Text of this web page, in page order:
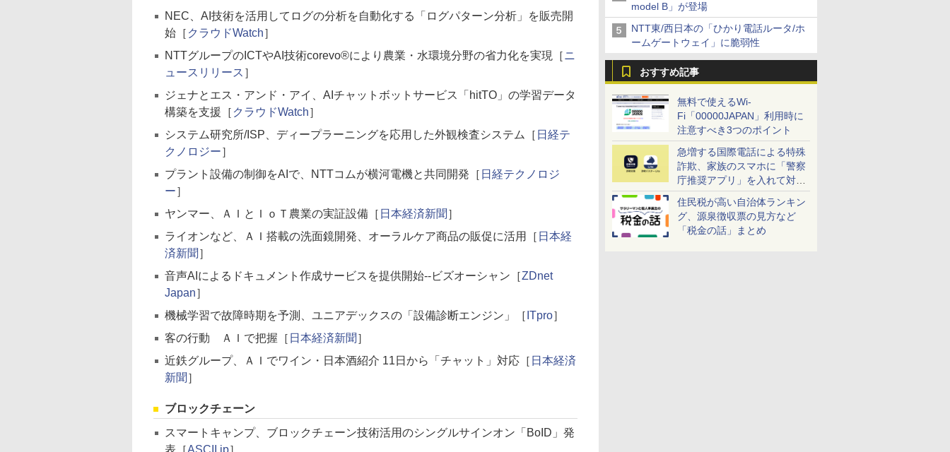
model B」が登場
NTT東/西日本の「ひかり電話ルータ/ホ
ームゲートウェイ」に脆弱性
おすすめ記事
無料で使えるWi-
Fi「00000JAPAN」利用時に
注意すべき3つのポイント
急増する国際電話による特殊
詐欺、家族のスマホに「警察
庁推奨アプリ」を入れて対策
しよう！
住民税が高い自治体ランキン
グ、源泉徴収票の見方など
「税金の話」まとめ
NEC、AI技術を活用してログの分析を自動化する「ログパターン分析」を販売開
始［ クラウドWatch］
NTTグループのICTやAI技術corevo®により農業・水環境分野の省力化を実現［ニ
ュースリリース ］
ジェナとエス・アンド・アイ、AIチャットボットサービス「hitTO」の学習データ
構築を支援［ クラウドWatch］
システム研究所/ISP、ディープラーニングを応用した外観検査システム［ 日経テ
クノロジー］
プラント設備の制御をAIで、NTTコムが横河電機と共同開発［ 日経テクノロジ
ー］
ヤンマー、ＡＩとＩｏＴ農業の実証設備［ 日本経済新聞 ］
ライオンなど、ＡＩ搭載の洗面鏡開発、オーラルケア商品の販促に活用［ 日本経
済新聞 ］
音声AIによるドキュメント作成サービスを提供開始--ビズオーシャン［ZDnet
Japan］
機械学習で故障時期を予測、ユニアデックスの「設備診断エンジン」［ ITpro］
客の行動 ＡＩで把握［ 日本経済新聞 ］
近鉄グループ、ＡＩでワイン・日本酒紹介 11日から「チャット」対応［ 日本経済
新聞 ］
ブロックチェーン
スマートキャンプ、ブロックチェーン技術活用のシングルサインオン「BoID」発
表［ASCII.jp］